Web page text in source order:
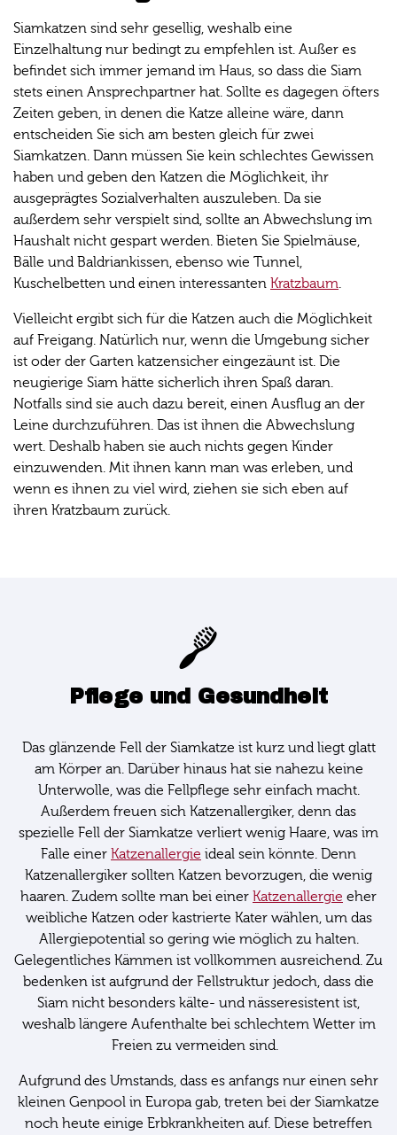
Siamkatzen sind sehr gesellig, weshalb eine
Einzelhaltung nur bedingt zu empfehlen ist. Außer es
befindet sich immer jemand im Haus, so dass die Siam
stets einen Ansprechpartner hat. Sollte es dagegen öfters
Zeiten geben, in denen die Katze alleine wäre, dann
entscheiden Sie sich am besten gleich für zwei
Siamkatzen. Dann müssen Sie kein schlechtes Gewissen
haben und geben den Katzen die Möglichkeit, ihr
ausgeprägtes Sozialverhalten auszuleben. Da sie
außerdem sehr verspielt sind, sollte an Abwechslung im
Haushalt nicht gespart werden. Bieten Sie Spielmäuse,
Bälle und Baldriankissen, ebenso wie Tunnel,
Kuschelbetten und einen interessanten Kratzbaum.
Vielleicht ergibt sich für die Katzen auch die Möglichkeit
auf Freigang. Natürlich nur, wenn die Umgebung sicher
ist oder der Garten katzensicher eingezäunt ist. Die
neugierige Siam hätte sicherlich ihren Spaß daran.
Notfalls sind sie auch dazu bereit, einen Ausflug an der
Leine durchzuführen. Das ist ihnen die Abwechslung
wert. Deshalb haben sie auch nichts gegen Kinder
einzuwenden. Mit ihnen kann man was erleben, und
wenn es ihnen zu viel wird, ziehen sie sich eben auf
ihren Kratzbaum zurück.
Pflege und Gesundheit
Das glänzende Fell der Siamkatze ist kurz und liegt glatt
am Körper an. Darüber hinaus hat sie nahezu keine
Unterwolle, was die Fellpflege sehr einfach macht.
Außerdem freuen sich Katzenallergiker, denn das
spezielle Fell der Siamkatze verliert wenig Haare, was im
Falle einer Katzenallergie ideal sein könnte. Denn
Katzenallergiker sollten Katzen bevorzugen, die wenig
haaren. Zudem sollte man bei einer Katzenallergie eher
weibliche Katzen oder kastrierte Kater wählen, um das
Allergiepotential so gering wie möglich zu halten.
Gelegentliches Kämmen ist vollkommen ausreichend. Zu
bedenken ist aufgrund der Fellstruktur jedoch, dass die
Siam nicht besonders kälte- und nässeresistent ist,
weshalb längere Aufenthalte bei schlechtem Wetter im
Freien zu vermeiden sind.
Aufgrund des Umstands, dass es anfangs nur einen sehr
kleinen Genpool in Europa gab, treten bei der Siamkatze
noch heute einige Erbkrankheiten auf. Diese betreffen